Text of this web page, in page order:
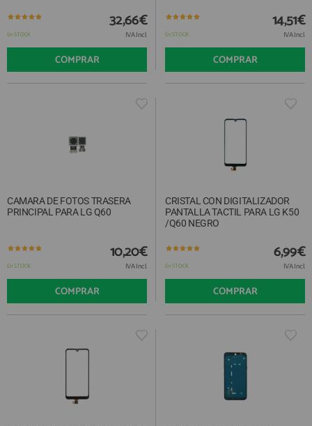
GUÍA DE COMPRA
(+34)912 477 744
HORARIO de TIENDA:
Lunes a Viernes 09:30h a 20:00h
También atendemos Whatsapp
REGISTRO PROFESIONAL
En STOCK
32,66€
IVA Incl.
COMPRAR
En STOCK
14,51€
IVA Incl.
COMPRAR
CAMARA DE FOTOS TRASERA
PRINCIPAL PARA LG Q60
En STOCK
10,20€
IVA Incl.
COMPRAR
CRISTAL CON DIGITALIZADOR
PANTALLA TACTIL PARA LG K50
/Q60 NEGRO
En STOCK
6,99€
IVA Incl.
COMPRAR